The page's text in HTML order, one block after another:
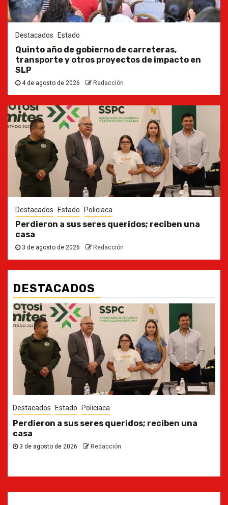
Destacados Estado
Quinto año de gobierno de carreteras,
transporte y otros proyectos de impacto en
SLP
4 de agosto de 2026 Redacción
Destacados Estado Policiaca
Perdieron a sus seres queridos; reciben una
casa
3 de agosto de 2026 Redacción
DESTACADOS
Destacados Estado
Ya casi, el quinto informe del Gobernador
30 de julio de 2026